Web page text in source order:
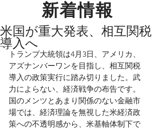
新着情報
米国が重大発表、相互関税
導入へ
トランプ大統領は4月3日、アメリカ、
アズナンバーワンを目指し、相互関税
導入の政策実行に踏み切りました。武
力によらない、経済戦争の布告です。
国のメンツとあまり関係のない金融市
場では、経済理論を無視した米経済政
策への不透明感から、米基軸体制下で